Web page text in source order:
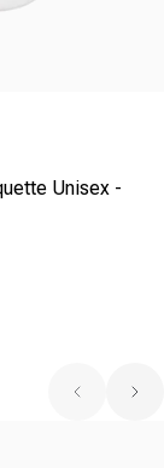
Unisex -